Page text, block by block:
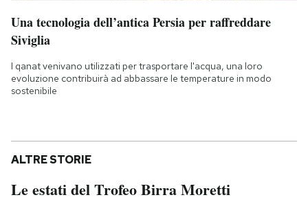
Una tecnologia dell’antica Persia per raffreddare
Siviglia
I qanat venivano utilizzati per trasportare l'acqua, una loro
evoluzione contribuirà ad abbassare le temperature in modo
sostenibile
ALTRE STORIE
Le estati del Trofeo Birra Moretti